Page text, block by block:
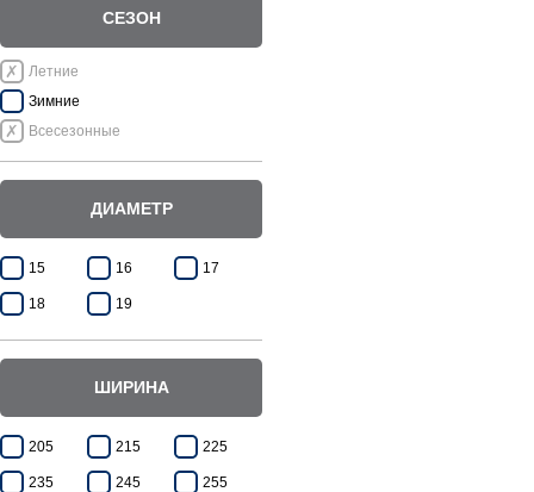
СЕЗОН
Летние
Зимние
Всесезонные
ДИАМЕТР
15 16 17
18 19
ШИРИНА
205 215 225
235 245 255